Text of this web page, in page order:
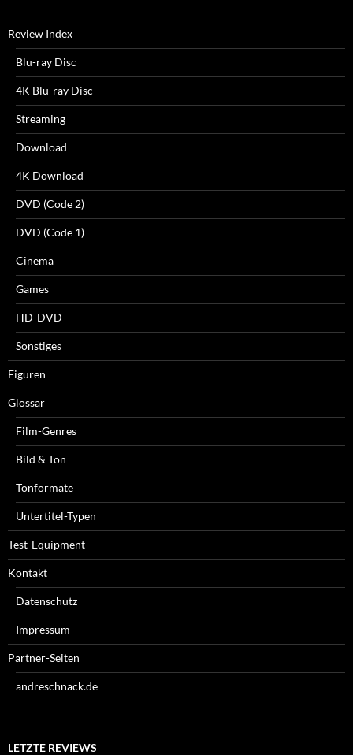
Review Index
Blu-ray Disc
4K Blu-ray Disc
Streaming
Download
4K Download
DVD (Code 2)
DVD (Code 1)
Cinema
Games
HD-DVD
Sonstiges
Figuren
Glossar
Film-Genres
Bild & Ton
Tonformate
Untertitel-Typen
Test-Equipment
Kontakt
Datenschutz
Impressum
Partner-Seiten
andreschnack.de
LETZTE REVIEWS